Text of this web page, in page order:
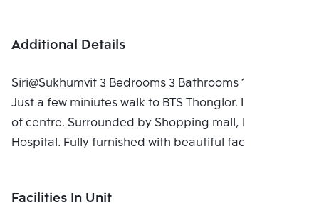
Additional Details
Siri@Sukhumvit 3 Bedrooms 3 Bathrooms 104 Sqm.
Just a few miniutes walk to BTS Thonglor. In the heart
of centre. Surrounded by Shopping mall, Dinning,
Hospital. Fully furnished with beautiful facility.
Facilities In Unit